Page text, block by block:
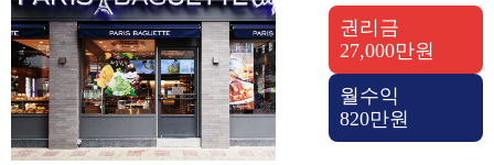
권리금
27,000만원
월수익
820만원